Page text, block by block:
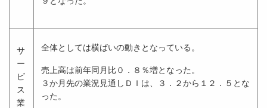
サ
ー
ビ
ス
業
全体としては横ばいの動きとなっている。
売上高は前年同月比０．８％増となった。
３か月先の業況見通しＤＩは、３．２から１２．５とな
った。